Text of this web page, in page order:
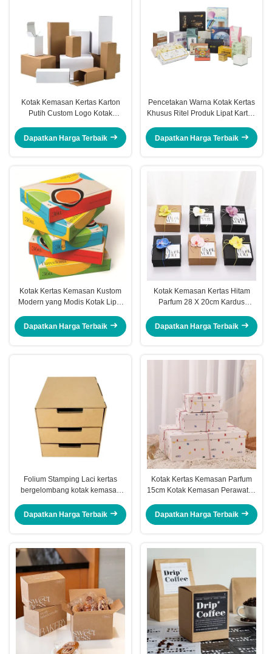
Kotak Kemasan Kertas Karton
Putih Custom Logo Kotak
Dapatkan Harga Terbaik
Pencetakan Warna Kotak Kertas
Khusus Ritel Produk Lipat Karton
Dapatkan Harga Terbaik
Kotak Kertas Kemasan Kustom
Modern yang Modis Kotak Lipat
Dapatkan Harga Terbaik
Kotak Kemasan Kertas Hitam
Parfum 28 X 20cm Kardus
Dapatkan Harga Terbaik
Folium Stamping Laci kertas
bergelombang kotak kemasan
Express karton
Dapatkan Harga Terbaik
Kotak Kertas Kemasan Parfum
15cm Kotak Kemasan Perawatan
Dapatkan Harga Terbaik